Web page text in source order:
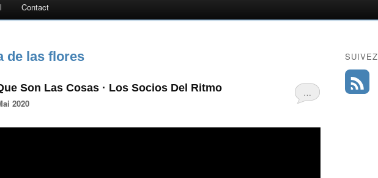
Contact
de las flores
…
Son Las Cosas · Los Socios Del Ritmo
2020